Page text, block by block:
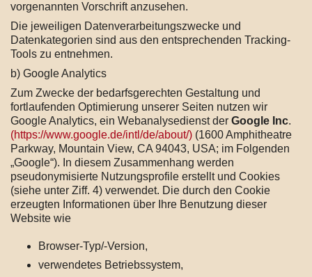
vorgenannten Vorschrift anzusehen.
Die jeweiligen Datenverarbeitungszwecke und
Datenkategorien sind aus den entsprechenden Tracking-
Tools zu entnehmen.
b) Google Analytics
Zum Zwecke der bedarfsgerechten Gestaltung und
fortlaufenden Optimierung unserer Seiten nutzen wir
Google Analytics, ein Webanalysedienst der Google Inc.
(https://www.google.de/intl/de/about/) (1600 Amphitheatre
Parkway, Mountain View, CA 94043, USA; im Folgenden
„Google“). In diesem Zusammenhang werden
pseudonymisierte Nutzungsprofile erstellt und Cookies
(siehe unter Ziff. 4) verwendet. Die durch den Cookie
erzeugten Informationen über Ihre Benutzung dieser
Website wie
Browser-Typ/-Version,
verwendetes Betriebssystem,